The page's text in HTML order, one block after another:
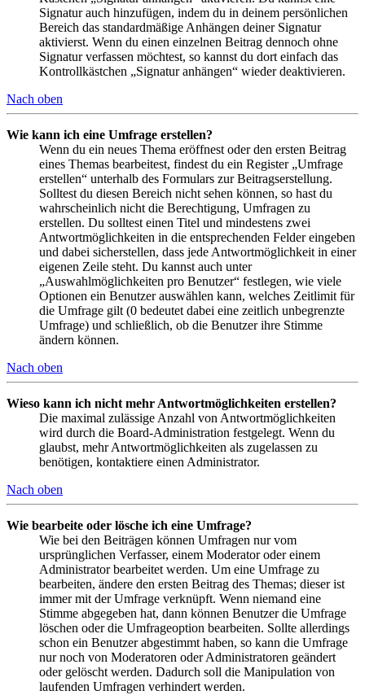
Signatur auch hinzufügen, indem du in deinem persönlichen
Bereich das standardmäßige Anhängen deiner Signatur
aktivierst. Wenn du einen einzelnen Beitrag dennoch ohne
Signatur verfassen möchtest, so kannst du dort einfach das
Kontrollkästchen „Signatur anhängen“ wieder deaktivieren.
Nach oben
Wie kann ich eine Umfrage erstellen?
Wenn du ein neues Thema eröffnest oder den ersten Beitrag
eines Themas bearbeitest, findest du ein Register „Umfrage
erstellen“ unterhalb des Formulars zur Beitragserstellung.
Solltest du diesen Bereich nicht sehen können, so hast du
wahrscheinlich nicht die Berechtigung, Umfragen zu
erstellen. Du solltest einen Titel und mindestens zwei
Antwortmöglichkeiten in die entsprechenden Felder eingeben
und dabei sicherstellen, dass jede Antwortmöglichkeit in einer
eigenen Zeile steht. Du kannst auch unter
„Auswahlmöglichkeiten pro Benutzer“ festlegen, wie viele
Optionen ein Benutzer auswählen kann, welches Zeitlimit für
die Umfrage gilt (0 bedeutet dabei eine zeitlich unbegrenzte
Umfrage) und schließlich, ob die Benutzer ihre Stimme
ändern können.
Nach oben
Wieso kann ich nicht mehr Antwortmöglichkeiten erstellen?
Die maximal zulässige Anzahl von Antwortmöglichkeiten
wird durch die Board-Administration festgelegt. Wenn du
glaubst, mehr Antwortmöglichkeiten als zugelassen zu
benötigen, kontaktiere einen Administrator.
Nach oben
Wie bearbeite oder lösche ich eine Umfrage?
Wie bei den Beiträgen können Umfragen nur vom
ursprünglichen Verfasser, einem Moderator oder einem
Administrator bearbeitet werden. Um eine Umfrage zu
bearbeiten, ändere den ersten Beitrag des Themas; dieser ist
immer mit der Umfrage verknüpft. Wenn niemand eine
Stimme abgegeben hat, dann können Benutzer die Umfrage
löschen oder die Umfrageoption bearbeiten. Sollte allerdings
schon ein Benutzer abgestimmt haben, so kann die Umfrage
nur noch von Moderatoren oder Administratoren geändert
oder gelöscht werden. Dadurch soll die Manipulation von
laufenden Umfragen verhindert werden.